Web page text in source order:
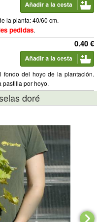
la planta: 40/60 cm.
pedidas.
0.40 €
fondo del hoyo de la plantación.
pastilla por hoyo.
doré